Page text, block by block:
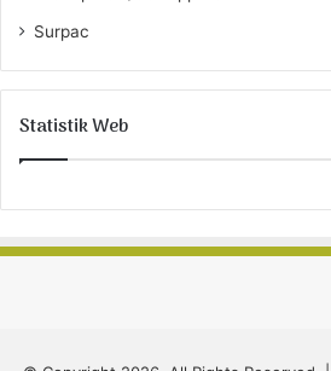
Surpac
Statistik Web